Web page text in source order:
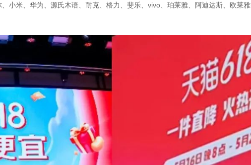
小米、华为、源氏木语、耐克、格力、斐乐、vivo、珀莱雅、阿迪达斯、欧莱